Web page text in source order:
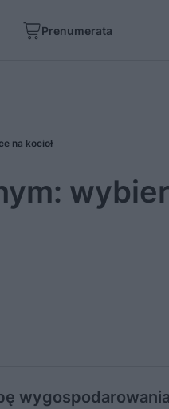
Prenumerata
na kocioł